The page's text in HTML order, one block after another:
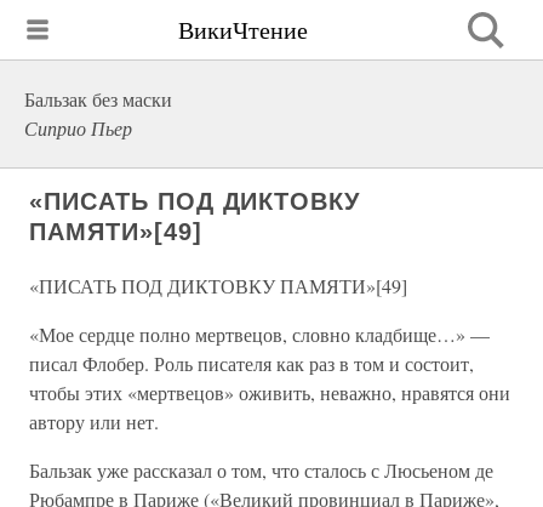
ВикиЧтение
Бальзак без маски
Сиприо Пьер
«ПИСАТЬ ПОД ДИКТОВКУ
ПАМЯТИ»[49]
«ПИСАТЬ ПОД ДИКТОВКУ ПАМЯТИ»[49]
«Мое сердце полно мертвецов, словно кладбище…» —
писал Флобер. Роль писателя как раз в том и состоит,
чтобы этих «мертвецов» оживить, неважно, нравятся они
автору или нет.
Бальзак уже рассказал о том, что сталось с Люсьеном де
Рюбампре в Париже («Великий провинциал в Париже»,